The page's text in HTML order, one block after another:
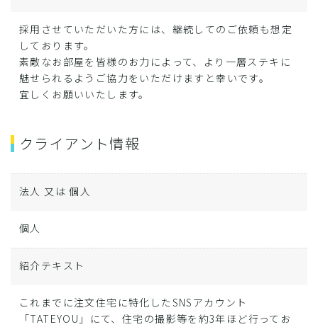
採用させていただいた方には、継続してのご依頼も想定
しております。
素敵なお部屋を皆様のお力によって、より一層ステキに
魅せられるようご協力をいただけますと幸いです。
宜しくお願いいたします。
クライアント情報
法人 又は 個人
個人
紹介テキスト
これまでに注文住宅に特化したSNSアカウント
「TATEYOU」にて、住宅の撮影等を約3年ほど行ってお